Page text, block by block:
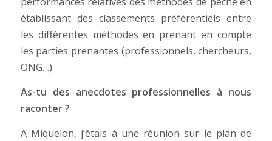
établissant des classements préférentiels entre
les différentes méthodes en prenant en compte
les parties prenantes (professionnels, chercheurs,
ONG…).
As-tu des anecdotes professionnelles à nous
raconter ?
A Miquelon, j’étais à une réunion sur le plan de